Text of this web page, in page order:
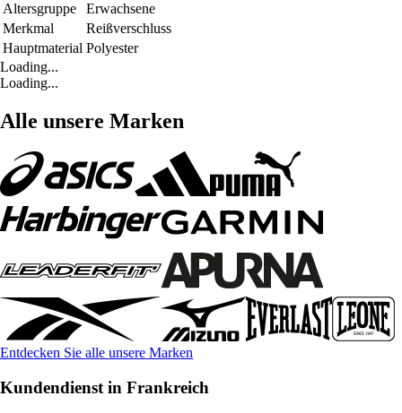
Altersgruppe
Erwachsene
Merkmal
Reißverschluss
Hauptmaterial Polyester
Loading...
Loading...
Alle unsere Marken
Entdecken Sie alle unsere Marken
Kundendienst in Frankreich